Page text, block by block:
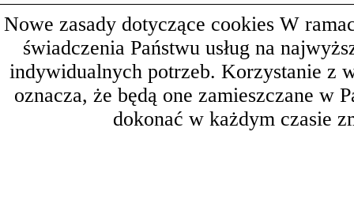
Nowe zasady dotyczące cookies W
świadczenia Państwu usług na
indywidualnych potrzeb. Korzystanie z
oznacza, że będą one zamieszczane w
dokonać w każdym czasie